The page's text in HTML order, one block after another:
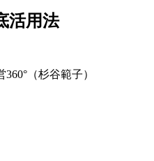
活用法
（杉谷範子）